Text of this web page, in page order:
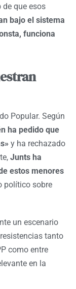
de que esos
bajo el sistema
funciona
Popular. Según
ha pedido que
y ha rechazado
Junts ha
estos menores
político sobre
un escenario
tanto
como entre
en la